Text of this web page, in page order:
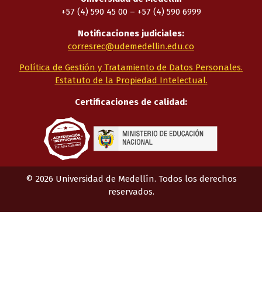
+57 (4) 590 45 00 – +57 (4) 590 6999
Notificaciones judiciales:
corresrec@udemedellin.edu.co
Política de Gestión y Tratamiento de Datos Personales.
Estatuto de la Propiedad Intelectual.
Certificaciones de calidad:
© 2026Universidad de Medellín. Todos los derechos
reservados.